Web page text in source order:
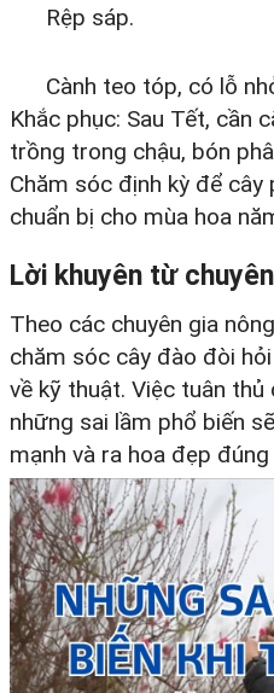
Rệp sáp.
Cành teo tóp, có lỗ
Khắc phục: Sau Tết, cần
trồng trong chậu, bón
Chăm sóc định kỳ để
chuẩn bị cho mùa hoa
Lời khuyên từ
Theo các chuyên gia
chăm sóc cây đào đòi
về kỹ thuật. Việc tuân
những sai lầm phổ biến
mạnh và ra hoa đẹp